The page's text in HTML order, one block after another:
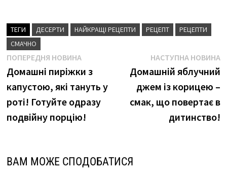
ТЕГИ ДЕСЕРТИ НАЙКРАЩІ РЕЦЕПТИ РЕЦЕПТ
РЕЦЕПТИ
СМАЧНО
Навігація
записів
ПОПЕРЕДНЯ НОВИНАПопередня
новина
Домашні пиріжки з
капустою, які тануть у
роті! Готуйте одразу
подвійну порцію!
НАСТУПНА НОВИНА
Домашній яблучний
джем із корицею –
смак, що повертає в
дитинство!
ВАМ МОЖЕ СПОДОБАТИСЯ